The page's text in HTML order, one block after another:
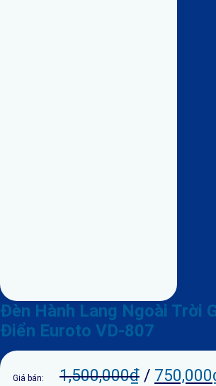
Đèn Hành Lang Ngoài Trời
Điển Euroto VD-807
Giá bán: 1,500,000₫ / 750,000